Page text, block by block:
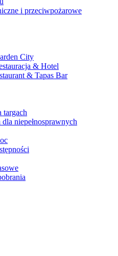
i przeciwpożarowe
City
& Hotel
& Tapas Bar
targach
niepełnosprawnych